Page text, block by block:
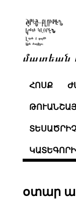
մատեան
ՀՈՍՔ
ՏԵՍԱԾՐԻՉ
օտար